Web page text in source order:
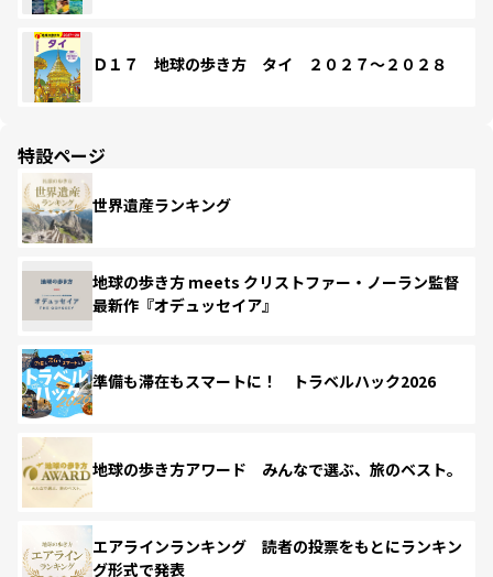
Ｄ１７ 地球の歩き方 タイ ２０２７～２０２８
特設ページ
世界遺産ランキング
地球の歩き方 meets クリストファー・ノーラン監督
最新作『オデュッセイア』
準備も滞在もスマートに！ トラベルハック2026
地球の歩き方アワード みんなで選ぶ、旅のベスト。
エアラインランキング 読者の投票をもとにランキン
グ形式で発表